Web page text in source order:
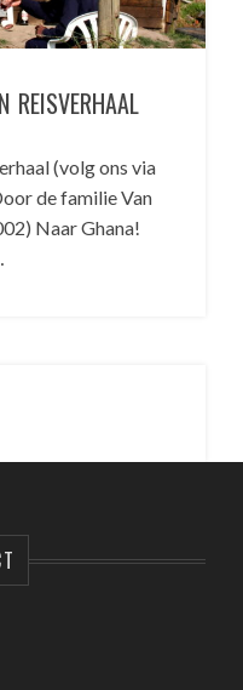
REISVERHAAL
(volg ons via
de familie Van
Naar Ghana!